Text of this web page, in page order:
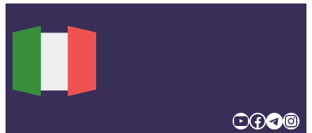
YouTube Facebook TelegramInstagram